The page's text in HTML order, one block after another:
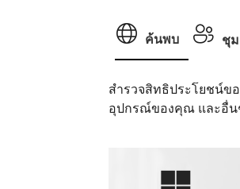
ค้นพบ ชุ
สํารวจสิทธิประโยชน์ข
อุปกรณ์ของคุณ และอื่น